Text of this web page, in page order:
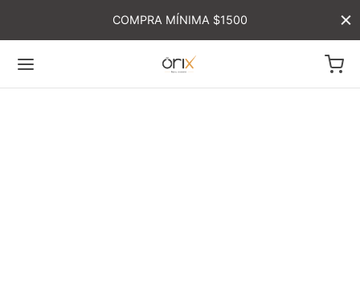
COMPRA MÍNIMA $1500